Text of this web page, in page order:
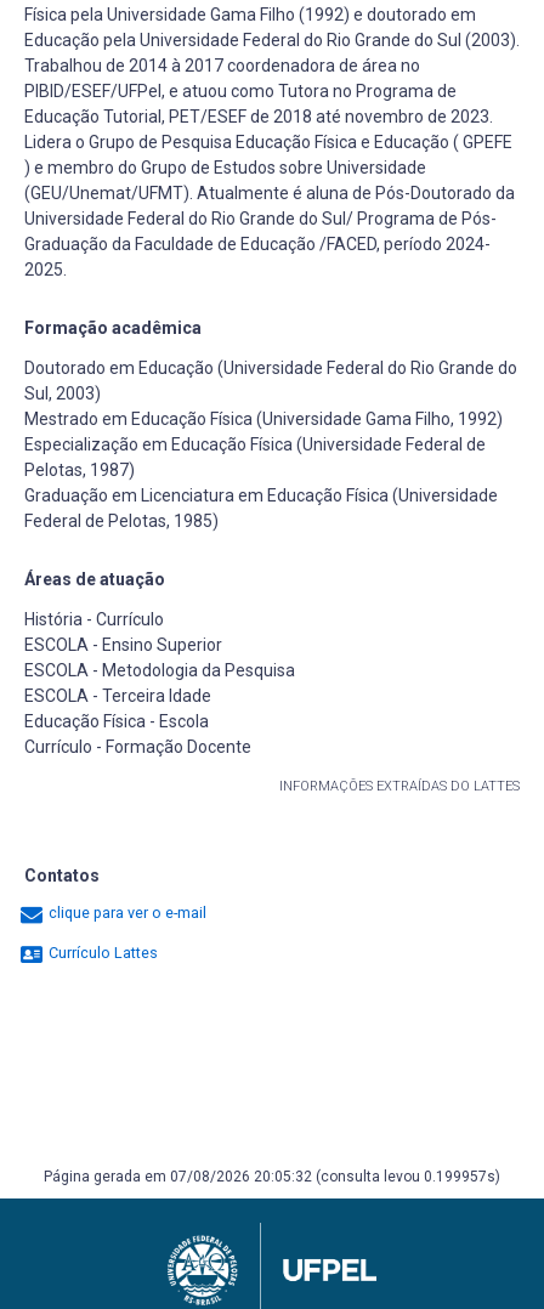
Física pela Universidade Gama Filho (1992) e doutorado em
Educação pela Universidade Federal do Rio Grande do Sul (2003).
Trabalhou de 2014 à 2017 coordenadora de área no
PIBID/ESEF/UFPel, e atuou como Tutora no Programa de
Educação Tutorial, PET/ESEF de 2018 até novembro de 2023.
Lidera o Grupo de Pesquisa Educação Física e Educação ( GPEFE
) e membro do Grupo de Estudos sobre Universidade
(GEU/Unemat/UFMT). Atualmente é aluna de Pós-Doutorado da
Universidade Federal do Rio Grande do Sul/ Programa de Pós-
Graduação da Faculdade de Educação /FACED, período 2024-
2025.
Formação acadêmica
Doutorado em Educação (Universidade Federal do Rio Grande do
Sul, 2003)
Mestrado em Educação Física (Universidade Gama Filho, 1992)
Especialização em Educação Física (Universidade Federal de
Pelotas, 1987)
Graduação em Licenciatura em Educação Física (Universidade
Federal de Pelotas, 1985)
Áreas de atuação
História - Currículo
ESCOLA - Ensino Superior
ESCOLA - Metodologia da Pesquisa
ESCOLA - Terceira Idade
Educação Física - Escola
Currículo - Formação Docente
INFORMAÇÕES EXTRAÍDAS DO LATTES
Contatos
clique para ver o e-mail
Currículo Lattes
Página gerada em 07/08/2026 20:05:32 (consulta levou 0.199957s)